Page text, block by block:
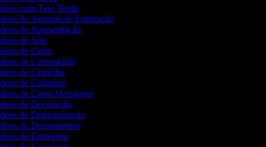
com Tela Verde
de Animais de Estimação
de Apresentação
de Arte
de Carro
de Comentário
de Comédia
de Culinária
de Curta-Metragem
de Decoração
de Demonstração
de Depoimentos
de Entrevista